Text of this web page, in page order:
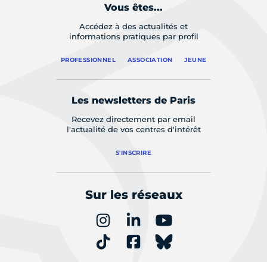
Vous êtes...
Accédez à des actualités et
informations pratiques par profil
PROFESSIONNEL ASSOCIATION JEUNE
Les newsletters de Paris
Recevez directement par email
l'actualité de vos centres d'intérêt
S'INSCRIRE
Sur les réseaux